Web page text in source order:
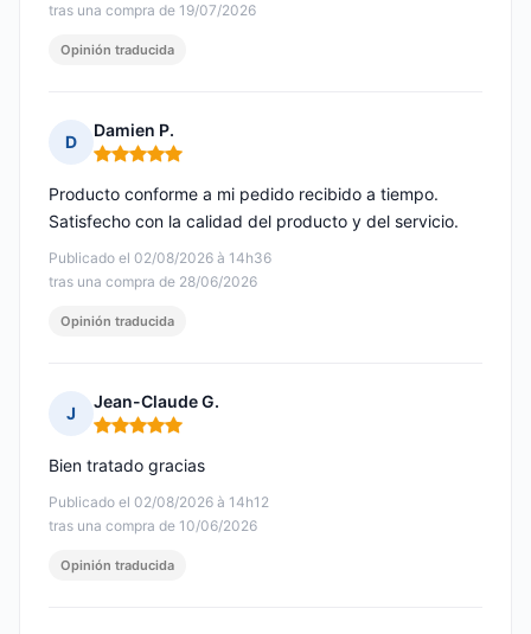
tras una compra de 19/07/2026
Opinión traducida
D
Damien P.
Nota: 5 de 5
Publicado el 02/08/2026 à 14h36
tras una compra de 28/06/2026
Producto conforme a mi pedido recibido a tiempo.
Satisfecho con la calidad del producto y del servicio.
Opinión traducida
J
Jean-Claude G.
Nota: 5 de 5
Publicado el 02/08/2026 à 14h12
tras una compra de 10/06/2026
Bien tratado gracias
Opinión traducida